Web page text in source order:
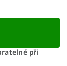
při